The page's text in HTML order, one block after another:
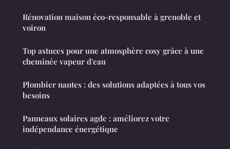
Rénovation maison éco-responsable à grenoble et
voiron
Top astuces pour une atmosphère cosy grâce à une
cheminée vapeur d'eau
Plombier nantes : des solutions adaptées à tous vos
besoins
Panneaux solaires agde : améliorez votre
indépendance énergétique